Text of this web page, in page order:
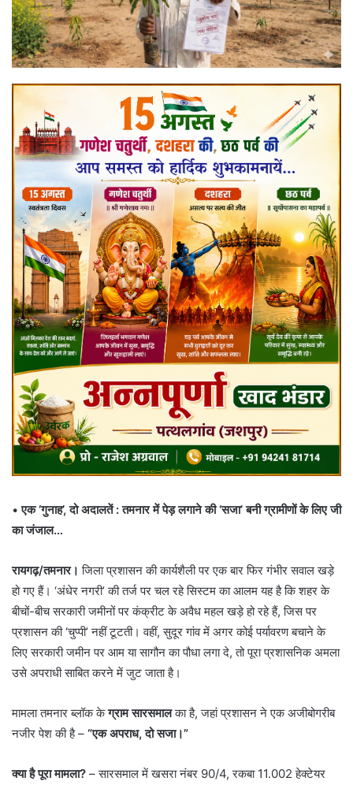
•एक ‘गुनाह’, दो अदालतें : तमनार में पेड़ लगाने की ‘सजा’ बनी ग्रामीणों के लिए जी
का जंजाल…
रायगढ़/तमनार। जिला प्रशासन की कार्यशैली पर एक बार फिर गंभीर सवाल खड़े
हो गए हैं। ‘अंधेर नगरी’ की तर्ज पर चल रहे सिस्टम का आलम यह है कि शहर के
बीचों-बीच सरकारी जमीनों पर कंक्रीट के अवैध महल खड़े हो रहे हैं, जिस पर
प्रशासन की ‘चुप्पी’ नहीं टूटती। वहीं, सुदूर गांव में अगर कोई पर्यावरण बचाने के
लिए सरकारी जमीन पर आम या सागौन का पौधा लगा दे, तो पूरा प्रशासनिक अमला
उसे अपराधी साबित करने में जुट जाता है।
मामला तमनार ब्लॉक केग्राम सारसमालका है, जहां प्रशासन ने एक अजीबोगरीब
नजीर पेश की है – “एक अपराध, दो सजा।”
क्या है पूरा मामला? – सारसमाल में खसरा नंबर 90/4, रकबा 11.002 हेक्टेयर